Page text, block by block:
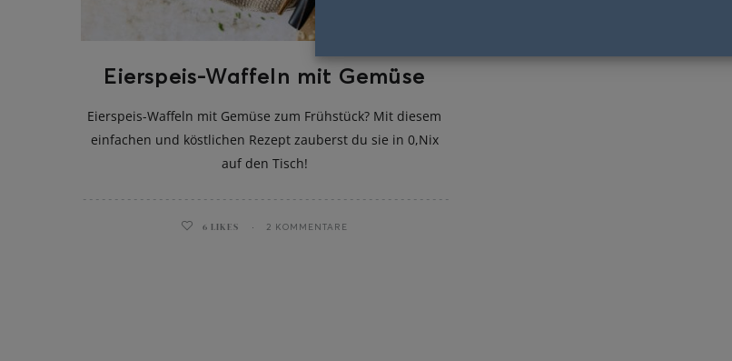
Eierspeis-Waffeln mit Gemüse
Eierspeis-Waffeln mit Gemüse zum Frühstück? Mit diesem
einfachen und köstlichen Rezept zauberst du sie in 0,Nix
auf den Tisch!
6 LIKES 2 KOMMENTARE